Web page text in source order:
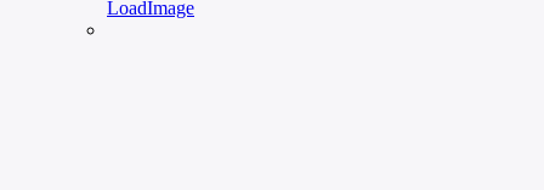
LoadImage